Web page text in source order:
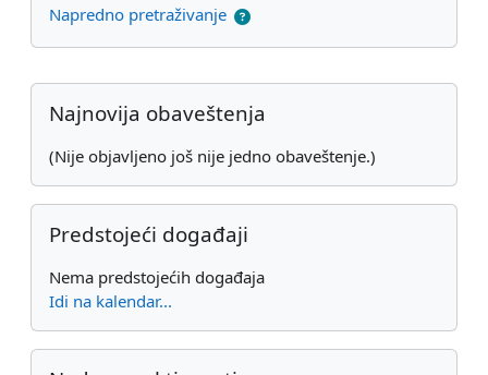
Napredno pretraživanje
Dodatni blokovi
Preskoči Najnovija obaveštenja
Najnovija obaveštenja
(Nije objavljeno još nije jedno obaveštenje.)
Preskoči Predstojeći događaji
Predstojeći događaji
Nema predstojećih događaja
Idi na kalendar...
Preskoči Nedavne aktivnosti